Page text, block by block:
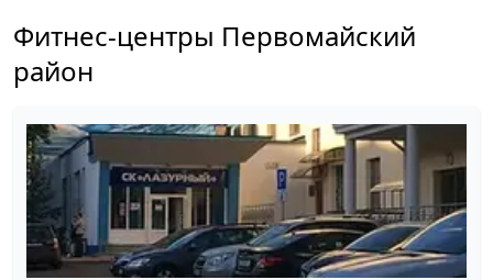
Фитнес-центры Первомайский
район